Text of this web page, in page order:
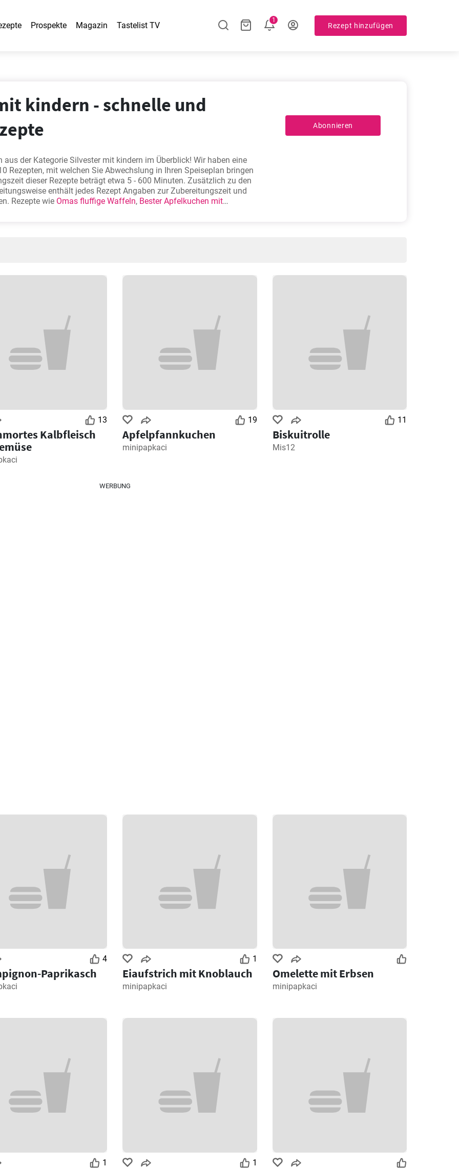
Prospekte Magazin Tastelist TV
1
Rezept hinzufügen
kindern - schnelle und
aus der Kategorie Silvester mit kindern im Überblick! Wir haben eine
Rezepten, mit welchen Sie Abwechslung in Ihren Speiseplan bringen
dieser Rezepte beträgt etwa 5 - 600 Minuten. Zusätzlich zu den
enthält jedes Rezept Angaben zur Zubereitungszeit und
Rezepte wie Omas fluffige Waffeln, Bester Apfelkuchen mit
Abonnieren
13
Kalbfleisch
19
Apfelpfannkuchen
minipapkaci
11
Biskuitrolle
Mis12
WERBUNG
4
Paprikasch
1
Eiaufstrich mit Knoblauch
minipapkaci
Omelette mit Erbsen
minipapkaci
1 1